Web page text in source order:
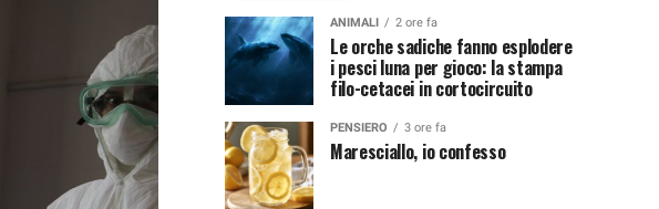
ANIMALI 2 ore fa
Le orche sadiche fanno esplodere
i pesci luna per gioco: la stampa
filo-cetacei in cortocircuito
PENSIERO 3 ore fa
Maresciallo, io confesso